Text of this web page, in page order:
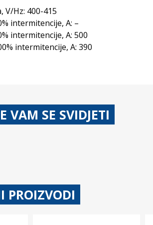
V/Hz: 400-415
intermitencije, A: –
intermitencije, A: 500
intermitencije, A: 390
VAM SE SVIDJETI
PROIZVODI